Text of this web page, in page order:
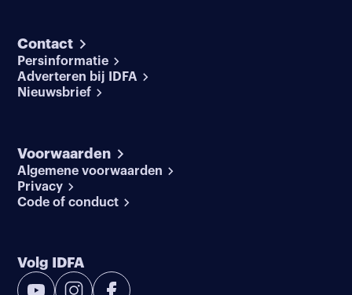
Contact
Persinformatie
Adverteren bij IDFA
Nieuwsbrief
Voorwaarden
Algemene voorwaarden
Privacy
Code of conduct
Volg IDFA